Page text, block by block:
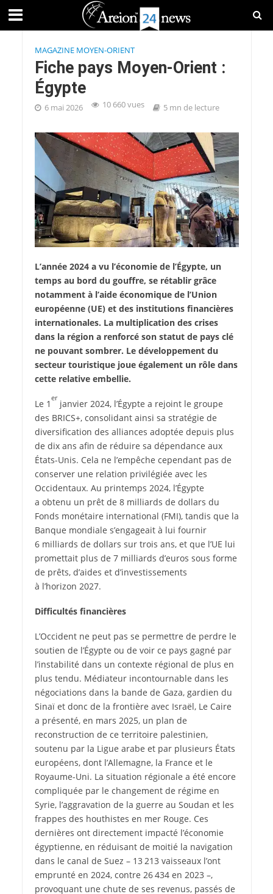
MAGAZINE MOYEN-ORIENT
Fiche pays Moyen-Orient :
Égypte
6 mai 2026 10 660 vues 5 mn de lecture
L’année 2024 a vu l’économie de l’Égypte, un
temps au bord du gouffre, se rétablir grâce
notamment à l’aide économique de l’Union
européenne (UE) et des institutions financières
internationales. La multiplication des crises
dans la région a renforcé son statut de pays clé
ne pouvant sombrer. Le développement du
secteur touristique joue également un rôle dans
cette relative embellie.
Le 1
er
janvier 2024, l’Égypte a rejoint le groupe
des BRICS+, consolidant ainsi sa stratégie de
diversification des alliances adoptée depuis plus
de dix ans afin de réduire sa dépendance aux
États-Unis. Cela ne l’empêche cependant pas de
conserver une relation privilégiée avec les
Occidentaux. Au printemps 2024, l’Égypte
a obtenu un prêt de 8 milliards de dollars du
Fonds monétaire international (FMI), tandis que la
Banque mondiale s’engageait à lui fournir
6 milliards de dollars sur trois ans, et que l’UE lui
promettait plus de 7 milliards d’euros sous forme
de prêts, d’aides et d’investissements
à l’horizon 2027.
Difficultés financières
L’Occident ne peut pas se permettre de perdre le
soutien de l’Égypte ou de voir ce pays gagné par
l’instabilité dans un contexte régional de plus en
plus tendu. Médiateur incontournable dans les
négociations dans la bande de Gaza, gardien du
Sinaï et donc de la frontière avec Israël, Le Caire
a présenté, en mars 2025, un plan de
reconstruction de ce territoire palestinien,
soutenu par la Ligue arabe et par plusieurs États
européens, dont l’Allemagne, la France et le
Royaume-Uni. La situation régionale a été encore
compliquée par le changement de régime en
Syrie, l’aggravation de la guerre au Soudan et les
frappes des houthistes en mer Rouge. Ces
dernières ont directement impacté l’économie
égyptienne, en réduisant de moitié la navigation
dans le canal de Suez – 13 213 vaisseaux l’ont
emprunté en 2024, contre 26 434 en 2023 –,
provoquant une chute de ses revenus, passés de